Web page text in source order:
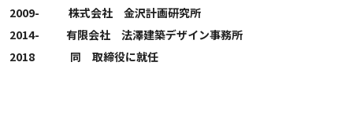
2009- 株式会社 金沢計画研究所
2014- 有限会社 法澤建築デザイン事務所
2018 同 取締役に就任